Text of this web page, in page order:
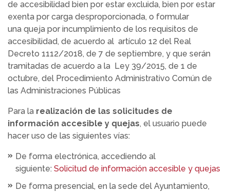
de accesibilidad bien por estar excluida, bien por estar
exenta por carga desproporcionada, o formular
una queja por incumplimiento de los requisitos de
accesibilidad, de acuerdo al artículo 12 del Real
Decreto 1112/2018, de 7 de septiembre, y que serán
tramitadas de acuerdo a la Ley 39/2015, de 1 de
octubre, del Procedimiento Administrativo Común de
las Administraciones Públicas
Para la realización de las solicitudes de
información accesible y quejas, el usuario puede
hacer uso de las siguientes vías:
De forma electrónica, accediendo al
siguiente: Solicitud de información accesible y quejas
De forma presencial, en la sede del Ayuntamiento,